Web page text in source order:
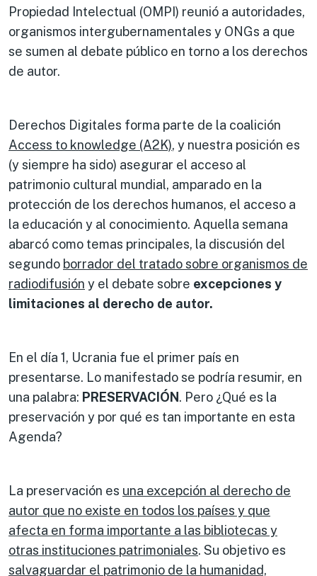
Propiedad Intelectual (OMPI) reunió a autoridades,
organismos intergubernamentales y ONGs a que
se sumen al debate público en torno a los derechos
de autor.
Derechos Digitales forma parte de la coalición
Access to knowledge (A2K), y nuestra posición es
(y siempre ha sido) asegurar el acceso al
patrimonio cultural mundial, amparado en la
protección de los derechos humanos, el acceso a
la educación y al conocimiento. Aquella semana
abarcó como temas principales, la discusión del
segundo borrador del tratado sobre organismos de
radiodifusión y el debate sobre excepciones y
limitaciones al derecho de autor.
En el día 1, Ucrania fue el primer país en
presentarse. Lo manifestado se podría resumir, en
una palabra: PRESERVACIÓN. Pero ¿Qué es la
preservación y por qué es tan importante en esta
Agenda?
La preservación es una excepción al derecho de
autor que no existe en todos los países y que
afecta en forma importante a las bibliotecas y
otras instituciones patrimoniales. Su objetivo es
salvaguardar el patrimonio de la humanidad,